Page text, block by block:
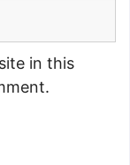
in this